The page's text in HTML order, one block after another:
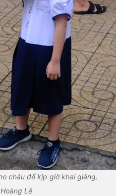
cháu để kịp giờ khai giảng.
Lê